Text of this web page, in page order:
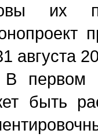
их
августа
быть